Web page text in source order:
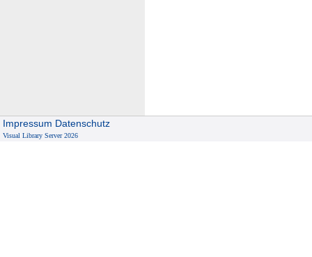
Impressum Datenschutz
Visual Library Server 2026